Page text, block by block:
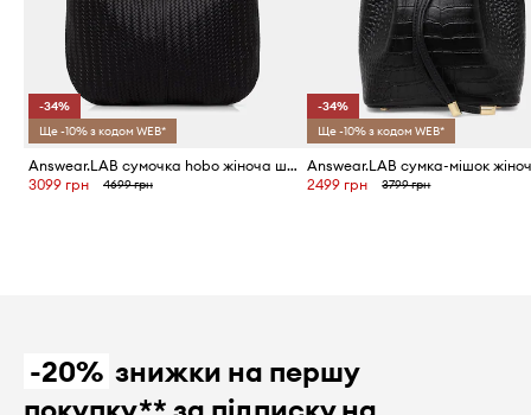
-34%
Ще -10% з кодом WEB*
Answear.LAB сумочка hobo жіноча шкіряна
3099 грн
4699 грн
-34%
Ще -10% з кодом WEB*
2499 грн 3799 грн
-20% знижки на першу